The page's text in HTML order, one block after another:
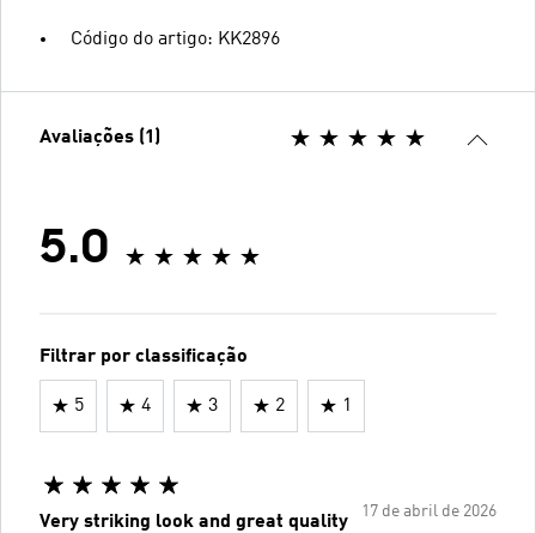
Código do artigo: KK2896
Avaliações (1)
5.0
Filtrar por classificação
5 4 3 2 1
17 de abril de 2026
Very striking look and great quality